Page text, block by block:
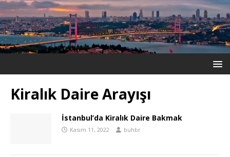
Kiralık Daire Arayışı
İstanbul’da Kiralık Daire Bakmak
Kasım 11, 2022 buhbr